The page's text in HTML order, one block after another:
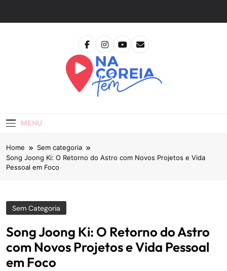
MENU
Home
Sem categoria
Song Joong Ki: O Retorno do Astro com Novos Projetos e Vida
Pessoal em Foco
Sem Categoria
Song Joong Ki: O Retorno do Astro
com Novos Projetos e Vida Pessoal
em Foco